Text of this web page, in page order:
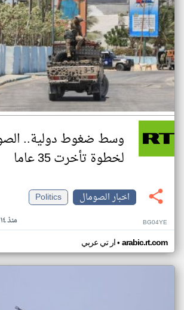
وسط ضغوط دولية..
لخطوة تأخرت 35 عاما
اخبار الصومال
Politics
منذ ١٤ يوم BG04YE
ار تي عربي• arabic.rt.com